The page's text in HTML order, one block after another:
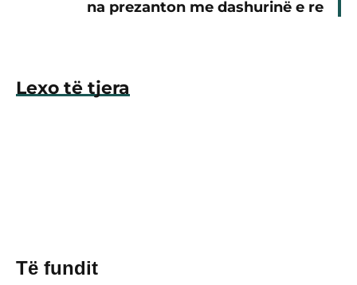
na prezanton me dashurinë e re
Lexo të tjera
Të fundit